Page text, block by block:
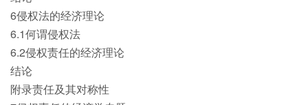
6侵权法的经济理论
6.1何谓侵权法
6.2侵权责任的经济理论
结论
附录责任及其对称性